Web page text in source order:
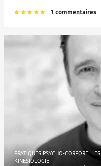
1 commentaires
PRATIQUES PSYCHO-CORPORELLES
KINÉSIOLOGIE